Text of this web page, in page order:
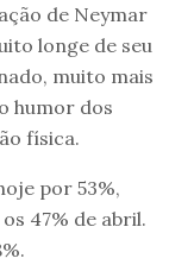
de Neymar
longe de seu
muito mais
humor dos
física.
por 53%,
47% de abril.